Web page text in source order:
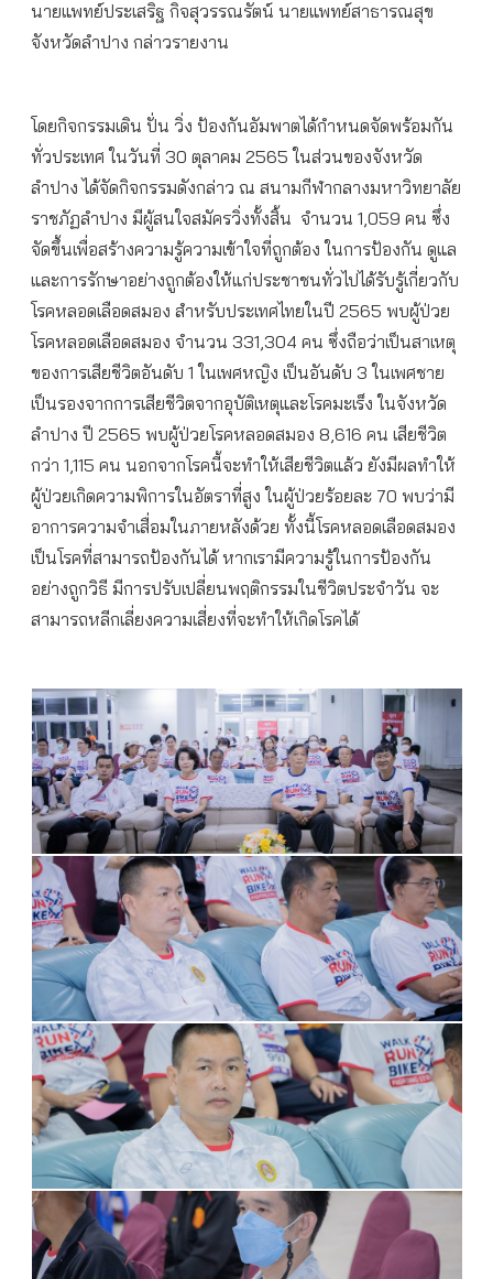
นายแพทย์ประเสริฐ กิจสุวรรณรัตน์ นายแพทย์สาธารณสุข
จังหวัดลำปาง กล่าวรายงาน
โดยกิจกรรมเดิน ปั่น วิ่ง ป้องกันอัมพาตได้กำหนดจัดพร้อมกัน
ทั่วประเทศ ในวันที่ 30 ตุลาคม 2565 ในส่วนของจังหวัด
ลำปาง ได้จัดกิจกรรมดังกล่าว ณ สนามกีฬากลางมหาวิทยาลัย
ราชภัฏลำปาง มีผู้สนใจสมัครวิ่งทั้งสิ้น จำนวน 1,059 คน ซึ่ง
จัดขึ้นเพื่อสร้างความรู้ความเข้าใจที่ถูกต้อง ในการป้องกัน ดูแล
และการรักษาอย่างถูกต้องให้แก่ประชาชนทั่วไปได้รับรู้เกี่ยวกับ
โรคหลอดเลือดสมอง สำหรับประเทศไทยในปี 2565 พบผู้ป่วย
โรคหลอดเลือดสมอง จำนวน 331,304 คน ซึ่งถือว่าเป็นสาเหตุ
ของการเสียชีวิตอันดับ 1 ในเพศหญิง เป็นอันดับ 3 ในเพศชาย
เป็นรองจากการเสียชีวิตจากอุบัติเหตุและโรคมะเร็ง ในจังหวัด
ลำปาง ปี 2565 พบผู้ป่วยโรคหลอดสมอง 8,616 คน เสียชีวิต
กว่า 1,115 คน นอกจากโรคนี้จะทำให้เสียชีวิตแล้ว ยังมีผลทำให้
ผู้ป่วยเกิดความพิการในอัตราที่สูง ในผู้ป่วยร้อยละ 70 พบว่ามี
อาการความจำเสื่อมในภายหลังด้วย ทั้งนี้โรคหลอดเลือดสมอง
เป็นโรคที่สามารถป้องกันได้ หากเรามีความรู้ในการป้องกัน
อย่างถูกวิธี มีการปรับเปลี่ยนพฤติกรรมในชีวิตประจำวัน จะ
สามารถหลีกเลี่ยงความเสี่ยงที่จะทำให้เกิดโรคได้